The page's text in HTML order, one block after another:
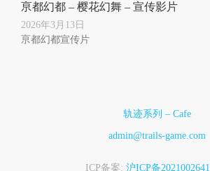
亰都幻都 – 樱花幻舞 – 宣传影片
2026年3月13日
亰都幻都宣传片
轨迹系列 – Cafe
admin@trails-game.com
ICP备案: 沪ICP备